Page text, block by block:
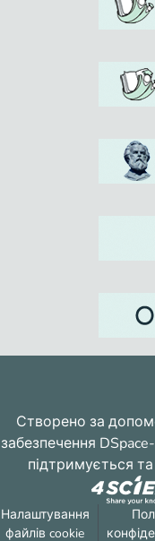
Створено за
забезпечення
підтримується
Налаштування
файлів cookie